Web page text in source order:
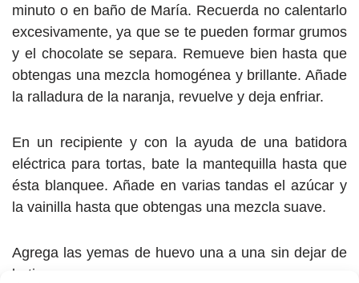
minuto o en baño de María. Recuerda no calentarlo
excesivamente, ya que se te pueden formar grumos
y el chocolate se separa. Remueve bien hasta que
obtengas una mezcla homogénea y brillante. Añade
la ralladura de la naranja, revuelve y deja enfriar.
En un recipiente y con la ayuda de una batidora
eléctrica para tortas, bate la mantequilla hasta que
ésta blanquee. Añade en varias tandas el azúcar y
la vainilla hasta que obtengas una mezcla suave.
Agrega las yemas de huevo una a una sin dejar de
batir.